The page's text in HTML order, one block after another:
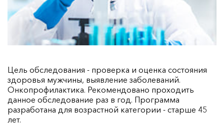
Рязань, ул. Маяковского, 36а (пл.
Мичурина)
Рязань, Малое шоссе, 3 (пл. Победы)
Цель обследования - проверка и оценка состояния
здоровья мужчины, выявление заболеваний.
Онкопрофилактика. Рекомендовано проходить
данное обследование раз в год. Программа
разработана для возрастной категории - старше 45
лет.